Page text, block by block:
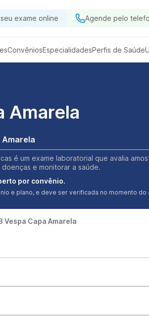
exame online Agende pelo
ConvêniosEspecialidadesPerfis de Saúde
Amarela
Capa Amarela
é um exame laboratorial que avalia
e monitorar a saúde.
por convênio.
e plano, e deve ser verificada no momento do
Vespa Capa Amarela